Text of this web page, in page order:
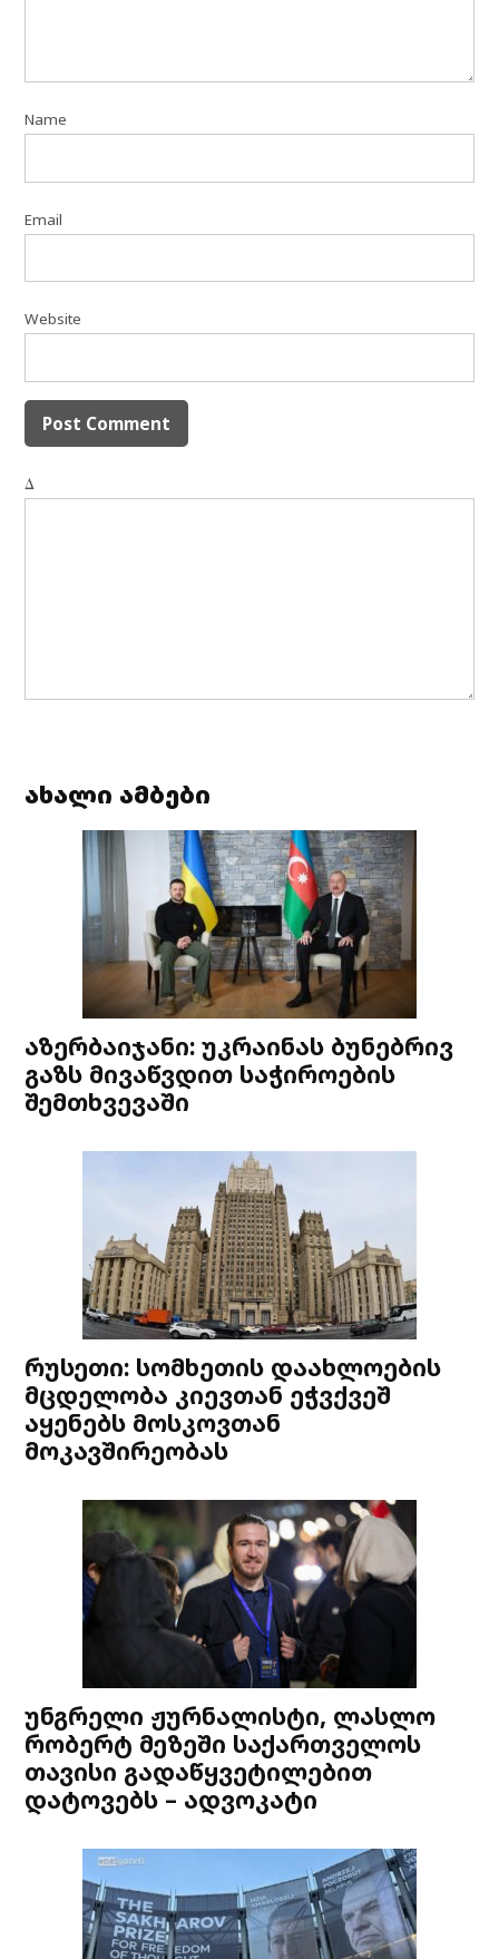
Name
Email
Website
Δ
ახალი ამბები
აზერბაიჯანი: უკრაინას ბუნებრივ
გაზს მივაწვდით საჭიროების
შემთხვევაში
რუსეთი: სომხეთის დაახლოების
მცდელობა კიევთან ეჭვქვეშ
აყენებს მოსკოვთან
მოკავშირეობას
უნგრელი ჟურნალისტი, ლასლო
რობერტ მეზეში საქართველოს
თავისი გადაწყვეტილებით
დატოვებს – ადვოკატი